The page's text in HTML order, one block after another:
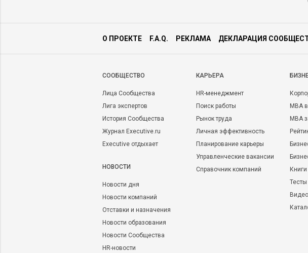
О ПРОЕКТЕ F.A.Q. РЕКЛАМА ДЕКЛАРАЦИЯ
CООБЩЕСТВО
Лица Сообщества
Лига экспертов
История Сообщества
Журнал Executive.ru
Executive отдыхает
НОВОСТИ
Новости дня
Новости компаний
Отставки и назначения
Новости образования
Новости Сообщества
HR-новости
КАРЬЕРА
HR-менеджмент
Поиск работы
Рынок труда
Личная эффективность
Планирование карьеры
Управленческие вакансии
Справочник компаний
MBA
MBA
Тесты